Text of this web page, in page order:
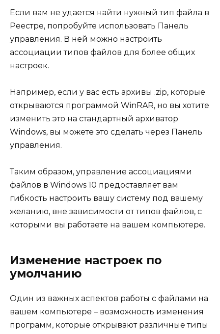
Если вам не удается найти нужный тип файла в
Реестре, попробуйте использовать Панель
управления. В ней можно настроить
ассоциации типов файлов для более общих
настроек.
Например, если у вас есть архивы .zip, которые
открываются программой WinRAR, но вы хотите
изменить это на стандартный архиватор
Windows, вы можете это сделать через Панель
управления.
Таким образом, управление ассоциациями
файлов в Windows 10 предоставляет вам
гибкость настроить вашу систему под вашему
желанию, вне зависимости от типов файлов, с
которыми вы работаете на вашем компьютере.
Изменение настроек по
умолчанию
Один из важных аспектов работы с файлами на
вашем компьютере – возможность изменения
программ, которые открывают различные типы